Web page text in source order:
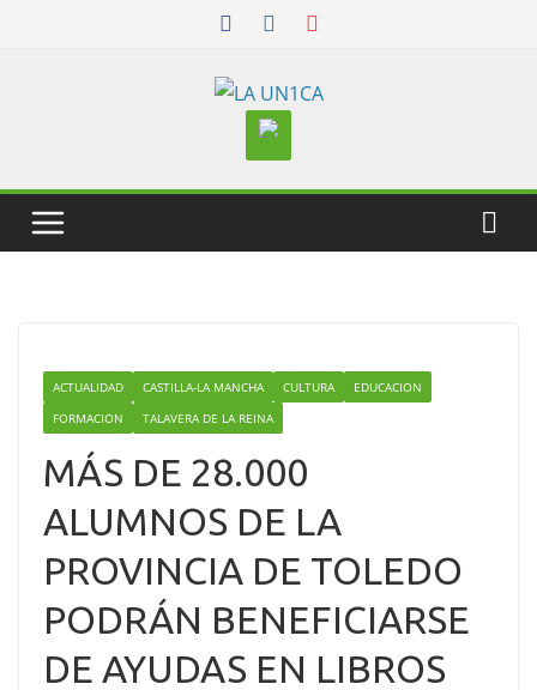
ACTUALIDAD CASTILLA-LA MANCHA CULTURA
EDUCACION
FORMACION
TALAVERA DE LA REINA
MÁS DE 28.000
ALUMNOS DE LA
PROVINCIA DE TOLEDO
PODRÁN BENEFICIARSE
DE AYUDAS EN LIBROS